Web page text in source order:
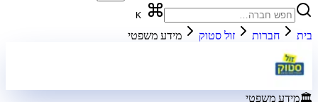
בית חברות זול סטוק מידע משפטי
🏛️מידע משפטי